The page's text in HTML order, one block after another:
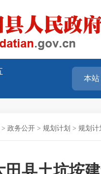
> 政务公开 > 规划计划 > 规划计